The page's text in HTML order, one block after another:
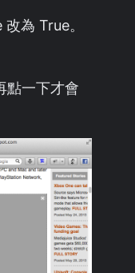
為 True。
點一下才會